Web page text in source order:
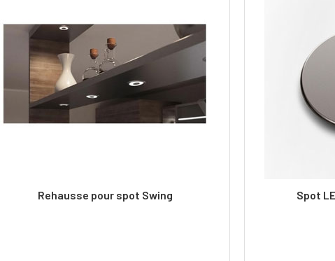
Rehausse pour spot Swing Spot